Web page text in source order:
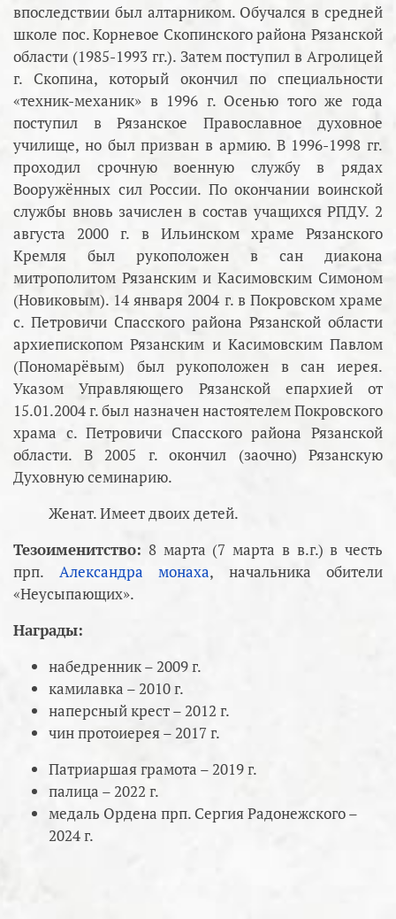
впоследствии был алтарником. Обучался в средней
школе пос. Корневое Скопинского района Рязанской
области (1985-1993 гг.). Затем поступил в Агролицей
г. Скопина, который окончил по специальности
«техник-механик» в 1996 г. Осенью того же года
поступил в Рязанское Православное духовное
училище, но был призван в армию. В 1996-1998 гг.
проходил срочную военную службу в рядах
Вооружённых сил России. По окончании воинской
службы вновь зачислен в состав учащихся РПДУ. 2
августа 2000 г. в Ильинском храме Рязанского
Кремля был рукоположен в сан диакона
митрополитом Рязанским и Касимовским Симоном
(Новиковым). 14 января 2004 г. в Покровском храме
с. Петровичи Спасского района Рязанской области
архиепископом Рязанским и Касимовским Павлом
(Пономарёвым) был рукоположен в сан иерея.
Указом Управляющего Рязанской епархией от
15.01.2004 г. был назначен настоятелем Покровского
храма с. Петровичи Спасского района Рязанской
области. В 2005 г. окончил (заочно) Рязанскую
Духовную семинарию.
Женат. Имеет двоих детей.
Тезоименитство: 8 марта (7 марта в в.г.) в честь
прп. Александра монаха, начальника обители
«Неусыпающих».
Награды:
набедренник – 2009 г.
камилавка – 2010 г.
наперсный крест – 2012 г.
чин протоиерея – 2017 г.
Патриаршая грамота – 2019 г.
палица – 2022 г.
медаль Ордена прп. Сергия Радонежского –
2024 г.